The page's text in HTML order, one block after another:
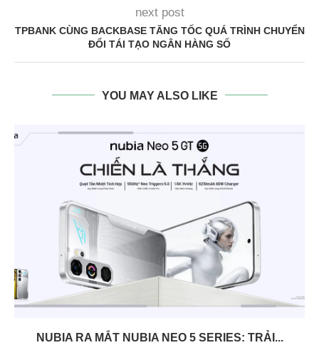
next post
TPBANK CÙNG BACKBASE TĂNG TỐC QUÁ TRÌNH CHUYỂN
ĐỔI TÁI TẠO NGÂN HÀNG SỐ
YOU MAY ALSO LIKE
NUBIA RA MẮT NUBIA NEO 5 SERIES: TRẢI...